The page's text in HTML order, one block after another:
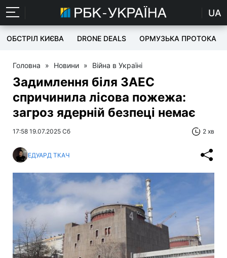
UA
ОБСТРІЛ КИЄВА DRONE DEALS ОРМУЗЬКА ПРОТОКА
Головна » Новини » Війна в Україні
Задимлення біля ЗАЕС
спричинила лісова пожежа:
загроз ядерній безпеці немає
17:58 19.07.2025 Сб 2 хв
ЕДУАРД ТКАЧ